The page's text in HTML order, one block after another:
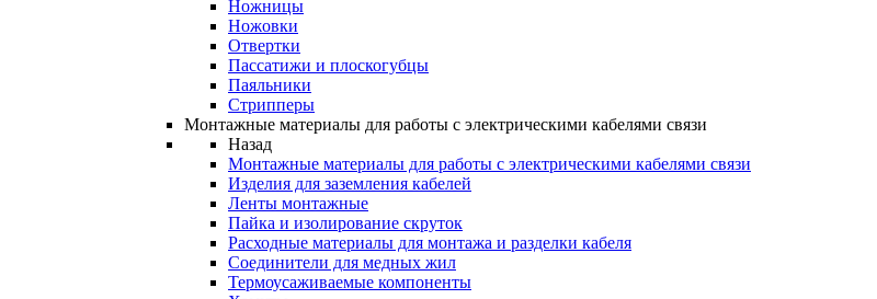
Ножницы
Ножовки
Отвертки
Пассатижи и плоскогубцы
Паяльники
Стрипперы
Монтажные материалы для работы с электрическими кабелями связи
Назад
Монтажные материалы для работы с электрическими кабелями связи
Изделия для заземления кабелей
Ленты монтажные
Пайка и изолирование скруток
Расходные материалы для монтажа и разделки кабеля
Соединители для медных жил
Термоусаживаемые компоненты